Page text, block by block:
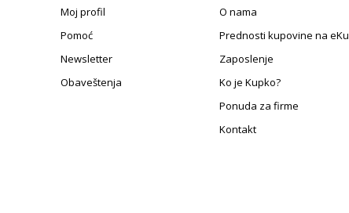
Moj profil
Pomoć
Newsletter
Obaveštenja
O nama
Prednosti kupovine na
Zaposlenje
Ko je Kupko?
Ponuda za firme
Kontakt